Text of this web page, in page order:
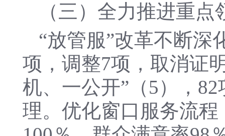
（三）全力推进重点
“放管服”改革不断深
项，调整7项，取消证
机、一公开”（5），
理。优化窗口服务流